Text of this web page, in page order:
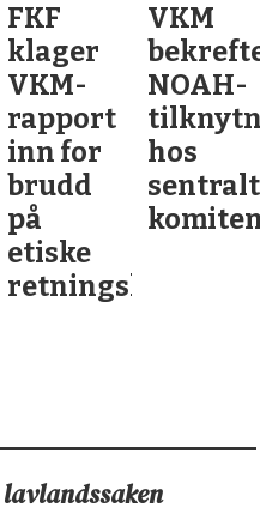
FKF
klager
VKM-
rapport
inn for
brudd
på
etiske
retningslinjer
VKM
NOAH-
hos
sentralt
lavlandssaken